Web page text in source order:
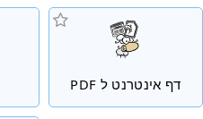
דף אינטרנט ל PDF